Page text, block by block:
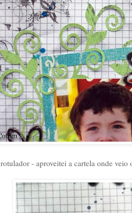
- aproveitei a cartela onde